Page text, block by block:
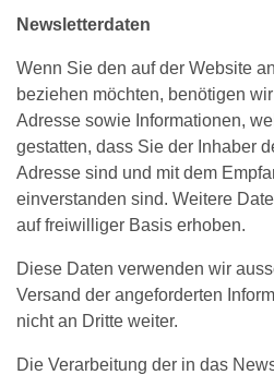
Newsletterdaten
Wenn Sie den auf der Website
beziehen möchten, benötigen
Adresse sowie Informationen,
gestatten, dass Sie der Inhaber
Adresse sind und mit dem
einverstanden sind. Weitere
auf freiwilliger Basis erhoben.
Diese Daten verwenden wir
Versand der angeforderten
nicht an Dritte weiter.
Die Verarbeitung der in das